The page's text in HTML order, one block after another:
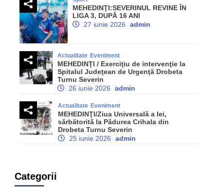
MEHEDINŢI:SEVERINUL REVINE ÎN
LIGA 3, DUPĂ 16 ANI
27 iunie 2026
admin
Actualitate Eveniment
MEHEDINŢI / Exerciţiu de intervenţie la
Spitalul Judeţean de Urgenţă Drobeta
Turnu Severin
26 iunie 2026
admin
Actualitate Eveniment
MEHEDINŢI/Ziua Universală a Iei,
sărbătorită la Pădurea Crihala din
Drobeta Turnu Severin
25 iunie 2026
admin
Categorii